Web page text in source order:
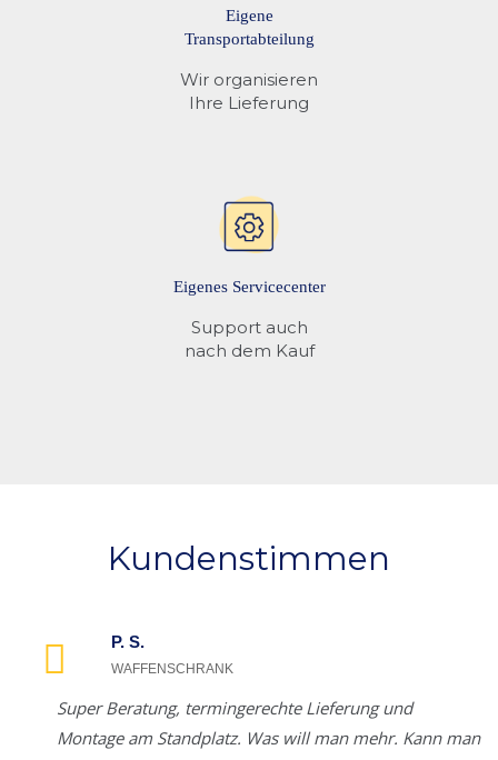
Eigene
Transportabteilung
Wir organisieren
Ihre Lieferung
Eigenes Servicecenter
Support auch
nach dem Kauf
Kundenstimmen
P. S.
WAFFENSCHRANK
Super Beratung, termingerechte Lieferung und
Montage am Standplatz. Was will man mehr. Kann man